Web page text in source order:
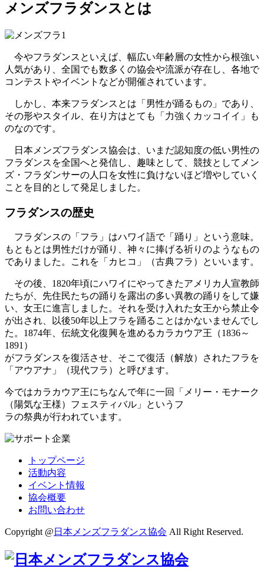
メンズフラダンスとは
今やフラダンスといえば、幅広い年齢層の女性から根強い
人気があり、全国でも数多くの協会や流派が存在し、各地で
コンテストやイベントなどが開催されています。
しかし、本来フラダンスとは「男性が踊るもの」であり、
その形やスタイル、在り方はとても「力強くカッコイイ」も
のなのです。
日本メンズフラダンス協会は、いまだ認知度の低い男性の
フラダンスを全国へと発信し、趣味として、競技としてメン
ズ・フラダンサーの人口を女性に負けないほど増やしていく
ことを目的として発足しました。
フラダンスの歴史
フラダンスの「フラ」はハワイ語で「踊り」という意味。
もともとは男性だけが踊り、神々に捧げる祈りのようなもの
でありました。これを「カヒコ」（古典フラ）といいます。
その後、1820年頃にハワイにやってきたアメリカ人宣教師
たちが、先住民たちの踊りを露出の多い異教の踊りをして嫌
い、女王に進言しました。それを受け入れた女王から禁止令
が出され、以後50年以上フラを踊ることはかないませんでし
た。1874年、伝統文化復興を進めるカラカウア王（1836～
1891）
がフラダンスを復活させ、そこで復活（解放）されたフラを
「アウアナ」（現代フラ）と呼びます。
今ではカラカウア王にちなんで年に一回「メリー・モナーク
（陽気な王様）フェスティバル」というフ
ラの祭典が行われています。
トップページ
活動内容
イベント情報
協会概要
お問い合わせ
Copyright @ 日本メンズフラダンス協会 All Right Reserved.